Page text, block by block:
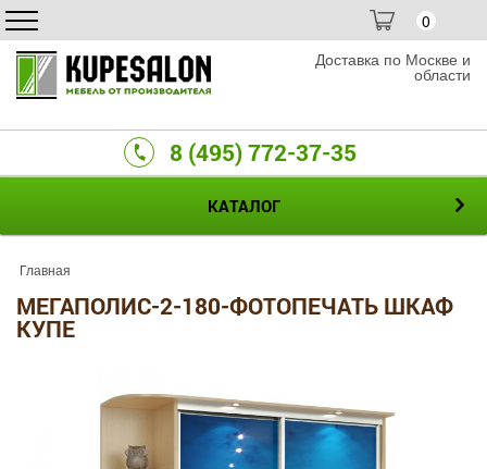
0
Доставка по Москве и
области
8 (495) 772-37-35
КАТАЛОГ
Главная
МЕГАПОЛИС-2-180-ФОТОПЕЧАТЬ ШКАФ
КУПЕ